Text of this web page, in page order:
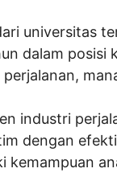
universitas
dalam posisi
industri
dengan
kemampuan